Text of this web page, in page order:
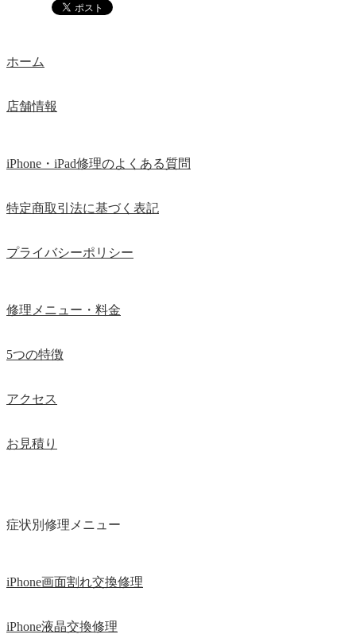
ホーム
店舗情報
iPhone・iPad修理のよくある質問
特定商取引法に基づく表記
プライバシーポリシー
修理メニュー・料金
5つの特徴
アクセス
お見積り
症状別修理メニュー
iPhone画面割れ交換修理
iPhone液晶交換修理